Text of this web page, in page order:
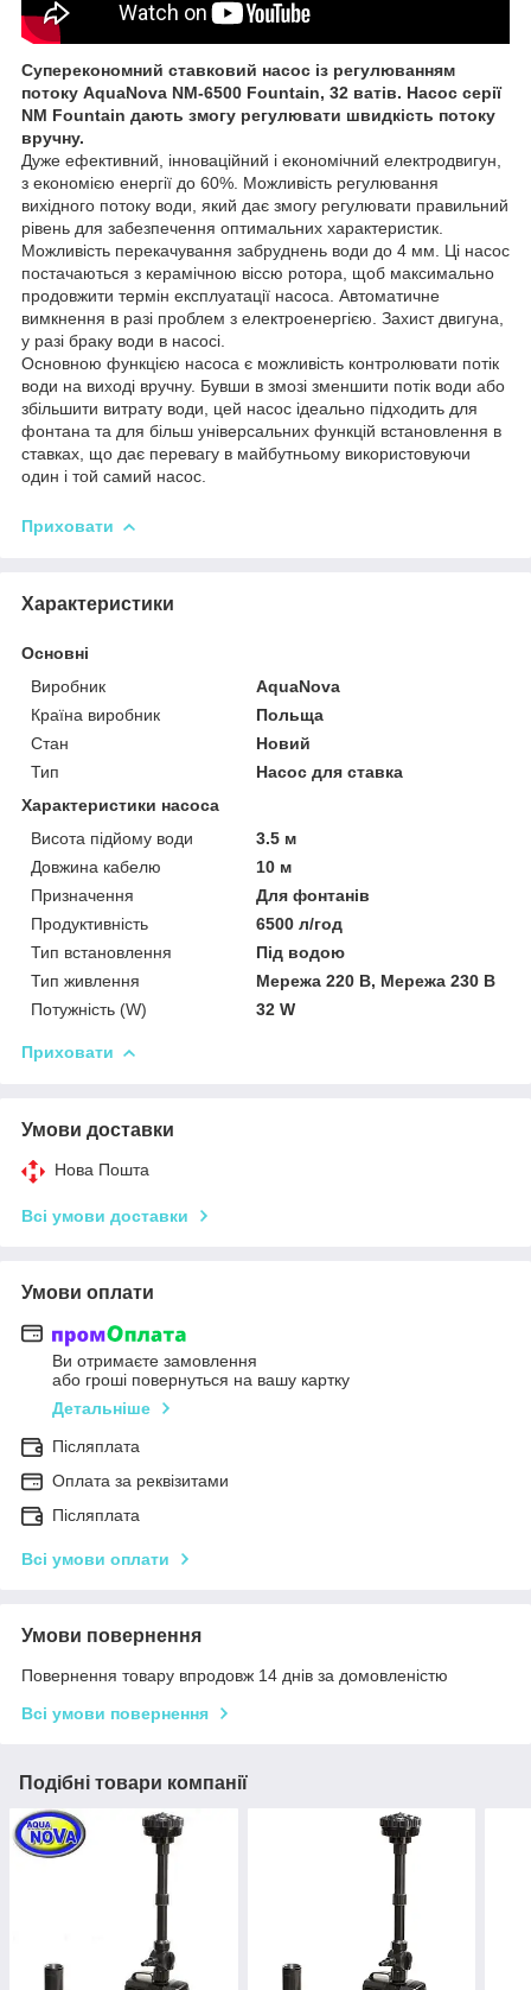
Суперекономний ставковий насос із регулюванням
потоку AquaNova NM-6500 Fountain, 32 ватів. Насос серії
NM Fountain дають змогу регулювати швидкість потоку
вручну.
Дуже ефективний, інноваційний і економічний електродвигун,
з економією енергії до 60%. Можливість регулювання
вихідного потоку води, який дає змогу регулювати правильний
рівень для забезпечення оптимальних характеристик.
Можливість перекачування забруднень води до 4 мм. Ці насос
постачаються з керамічною віссю ротора, щоб максимально
продовжити термін експлуатації насоса. Автоматичне
вимкнення в разі проблем з електроенергією. Захист двигуна,
у разі браку води в насосі.
Основною функцією насоса є можливість контролювати потік
води на виході вручну. Бувши в змозі зменшити потік води або
збільшити витрату води, цей насос ідеально підходить для
фонтана та для більш універсальних функцій встановлення в
ставках, що дає перевагу в майбутньому використовуючи
один і той самий насос.
Приховати
Характеристики
Основні
Виробник
AquaNova
Країна виробник
Польща
Стан
Новий
Тип
Насос для ставка
Характеристики насоса
Висота підйому води
3.5 м
Довжина кабелю
10 м
Призначення
Для фонтанів
Продуктивність
6500 л/год
Тип встановлення
Під водою
Тип живлення
Мережа 220 В, Мережа 230 В
Потужність (W)
32 W
Приховати
Умови доставки
Нова Пошта
Всі умови доставки
Умови оплати
Ви отримаєте замовлення
або гроші повернуться на вашу картку
Детальніше
Післяплата
Оплата за реквізитами
Післяплата
Всі умови оплати
Умови повернення
Повернення товару впродовж 14 днів за домовленістю
Всі умови повернення
Подібні товари компанії